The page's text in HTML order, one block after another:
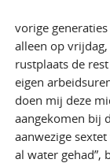
vorige
alleen op
rustplaats de
eigen
doen mij deze
aangekomen bij
aanwezige
al water gehad”,